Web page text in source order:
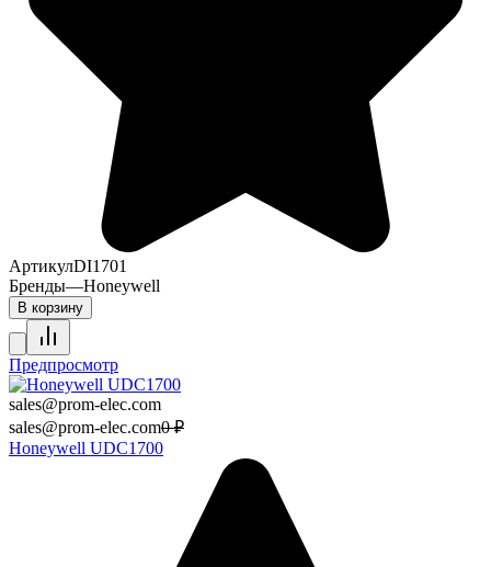
АртикулDI1701
Бренды—Honeywell
В корзину
Предпросмотр
sales@prom-elec.com
sales@prom-elec.com0 ₽
Honeywell UDC1700